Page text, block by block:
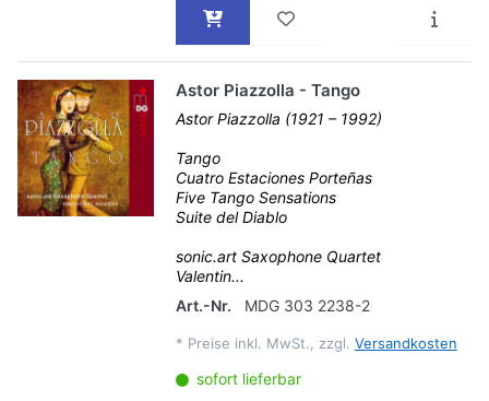
Astor Piazzolla - Tango
Astor Piazzolla (1921 – 1992)
Tango
Cuatro Estaciones Porteñas
Five Tango Sensations
Suite del Diablo
sonic.art Saxophone Quartet
Valentin...
Art.-Nr.
MDG 303 2238-2
* Preise inkl. MwSt., zzgl. Versandkosten
sofort lieferbar